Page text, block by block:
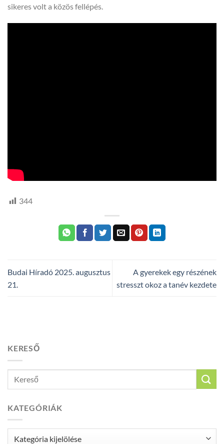
sikeres volt a közös fellépés.
344
Budai Híradó 2025. augusztus
21.
A gyerekek egy részének
stresszt okoz a tanév kezdete
KERESŐ
KATEGÓRIÁK